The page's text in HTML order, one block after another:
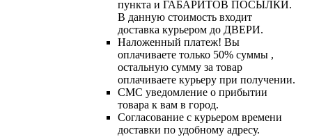
пункта и ГАБАРИТОВ ПОСЫЛКИ.
В данную стоимость входит
доставка курьером до ДВЕРИ.
Наложенный платеж! Вы
оплачиваете только 50% суммы ,
остальную сумму за товар
оплачиваете курьеру при получении.
СМС уведомление о прибытии
товара к вам в город.
Согласование с курьером времени
доставки по удобному адресу.